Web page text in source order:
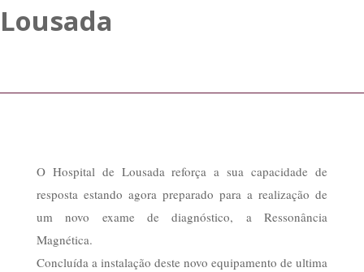
Lousada
O Hospital de Lousada reforça a sua capacidade de
resposta estando agora preparado para a realização de
um novo exame de diagnóstico, a Ressonância
Magnética.
Concluída a instalação deste novo equipamento de ultima